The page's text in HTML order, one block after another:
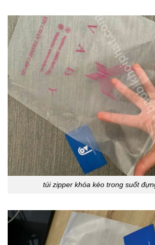
túi zipper khóa kéo trong suốt